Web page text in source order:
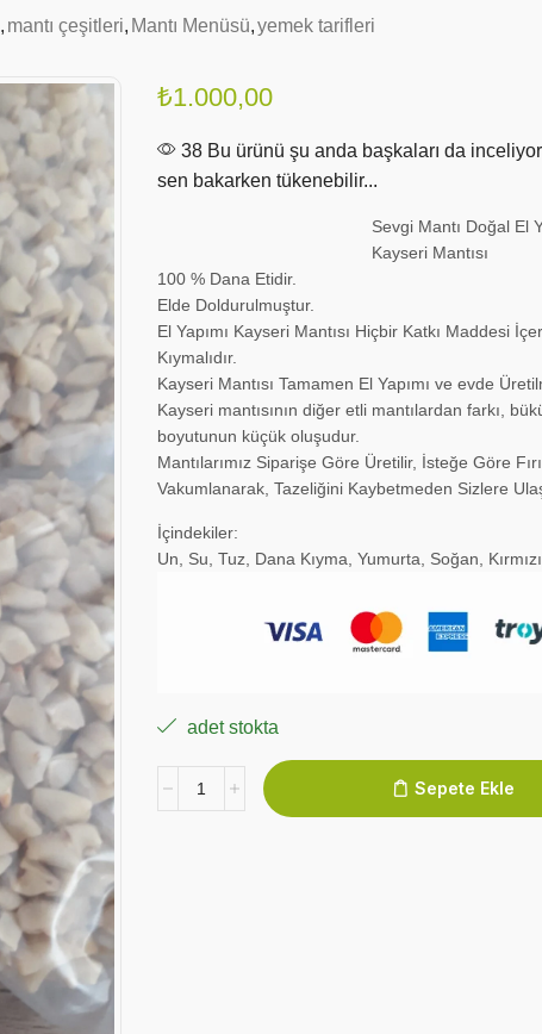
, mantı çeşitleri, Mantı Menüsü,yemek tarifleri
₺1.000,00
38 Bu ürünü şu anda başkaları da
sen bakarken tükenebilir...
Sevgi Mantı Doğal El
Kayseri Mantısı
100 % Dana Etidir.
Elde Doldurulmuştur.
El Yapımı Kayseri Mantısı Hiçbir Katkı Maddesi
Kıymalıdır.
Kayseri Mantısı Tamamen El Yapımı ve evde
Kayseri mantısının diğer etli mantılardan farkı,
boyutunun küçük oluşudur.
Mantılarımız Siparişe Göre Üretilir, İsteğe Göre
Vakumlanarak, Tazeliğini Kaybetmeden Sizlere
İçindekiler:
Un, Su, Tuz, Dana Kıyma, Yumurta, Soğan,
adet stokta
Sepete Ekle